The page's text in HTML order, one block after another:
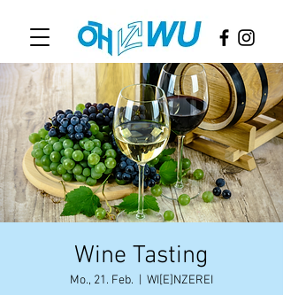
Wine Tasting
Mo., 21. Feb. WI[E]NZEREI